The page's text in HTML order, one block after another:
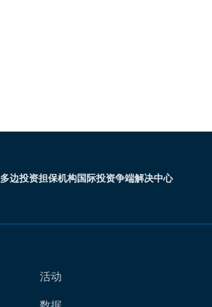
多边投资担保机构国际投资争端解决中心
活动